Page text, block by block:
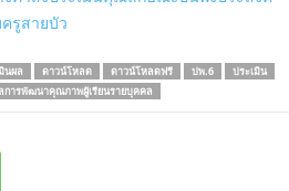
รูสายบัว
นผล ดาวน์โหลด ดาวน์โหลดฟรี ปพ.6
ประเมิน
การพัฒนาคุณภาพผู้เรียนรายบุคคล